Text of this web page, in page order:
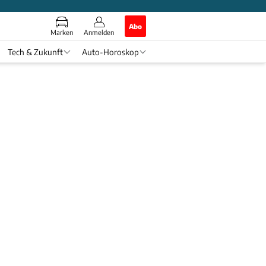
Marken Anmelden
Abo
Tech & Zukunft Auto-Horoskop